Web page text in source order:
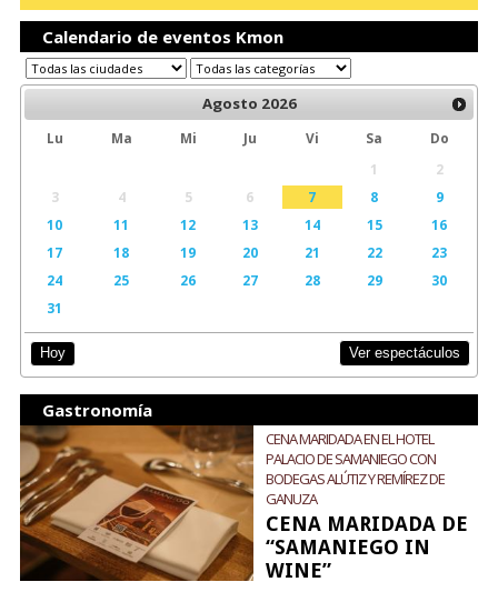
Calendario de eventos Kmon
Agosto 2026
Lu Ma Mi Ju Vi Sa
Do
1
2
3
4 5 6 7 8
9
10
11 12 13 14 15
16
17
18 19 20 21 22
23
24
25 26 27 28 29
30
31
Hoy Ver espectáculos
Gastronomía
CENA MARIDADA EN EL HOTEL
PALACIO DE SAMANIEGO CON
BODEGAS ALÚTIZ Y REMÍREZ DE
GANUZA
CENA MARIDADA DE
“SAMANIEGO IN
WINE”